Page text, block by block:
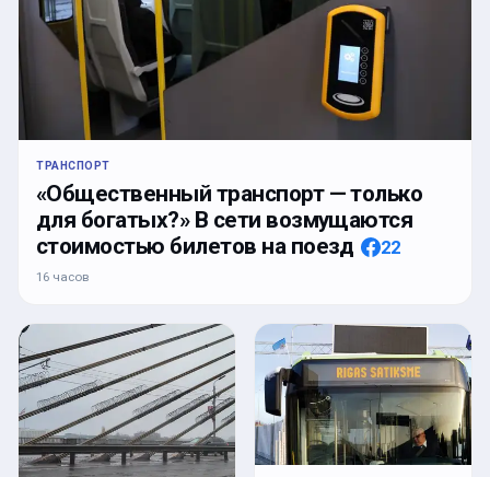
ТРАНСПОРТ
«Общественный транспорт — только
для богатых?» В сети возмущаются
стоимостью билетов на поезд
22
16 часов